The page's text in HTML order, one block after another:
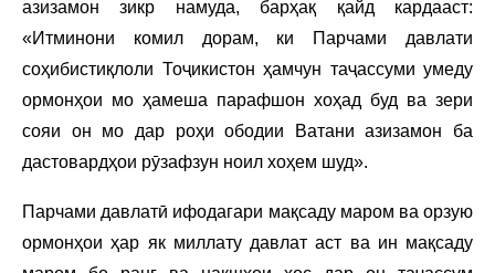
азизамон зикр намуда, барҳақ қайд кардааст:
«Итминони комил дорам, ки Парчами давлати
соҳибистиқлоли Тоҷикистон ҳамчун таҷассуми умеду
ормонҳои мо ҳамеша парафшон хоҳад буд ва зери
сояи он мо дар роҳи ободии Ватани азизамон ба
дастовардҳои рӯзафзун ноил хоҳем шуд».
Парчами давлатӣ ифодагари мақсаду маром ва орзую
ормонҳои ҳар як миллату давлат аст ва ин мақсаду